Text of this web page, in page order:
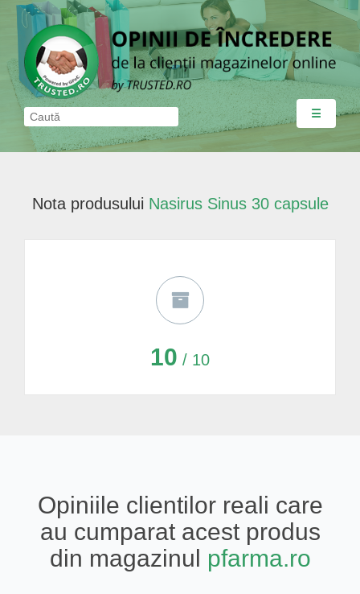
☰
Nota produsului Nasirus Sinus 30 capsule
10 / 10
Opiniile clientilor reali care
au cumparat acest produs
din magazinul pfarma.ro